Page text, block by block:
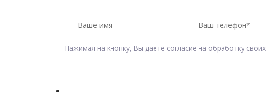
Нажимая на кнопку, Вы даете согласие на обработку своих